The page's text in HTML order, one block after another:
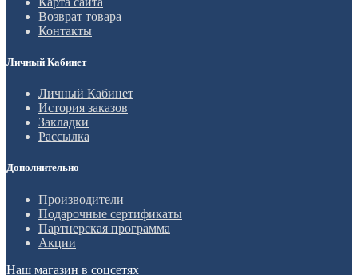
Возврат товара
Контакты
Личный Кабинет
Личный Кабинет
История заказов
Закладки
Рассылка
Дополнительно
Производители
Подарочные сертификаты
Партнерская программа
Акции
Наш магазин в соцсетях